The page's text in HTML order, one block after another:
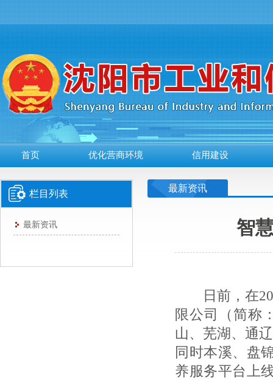
首页 优化营商环境 信用建设
栏目列表
最新资讯
最新资讯
智
日前，在
限公司（简称
山、芜湖、通
同时本溪、盘
养服务平台上